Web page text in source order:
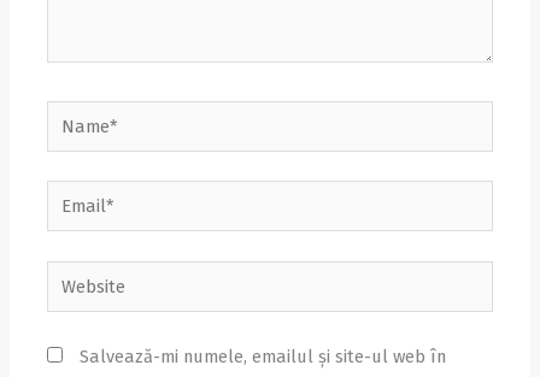
Name*
Email*
Website
Salvează-mi numele, emailul și site-ul web în